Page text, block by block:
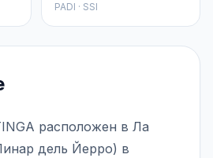
PADI · SSI
расположен в Ла
дель Йерро) в